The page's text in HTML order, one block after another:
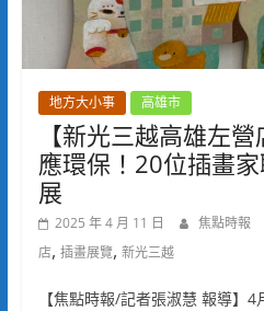
地方大小事 高雄市
【新光三越高雄左
應環保！20位插畫
展
2025 年 4 月 11 日 焦點時報
店, 插畫展覽, 新光三越
【焦點時報/記者張淑慧 報導】4